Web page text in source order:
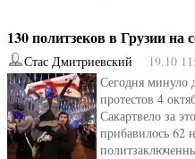
от Ирина Иновели
130 политзеков в Грузии на
Стас Дмитриевский 19.10
Сегодня минуло
протестов 4
Сакартвело за
прибавилось 62